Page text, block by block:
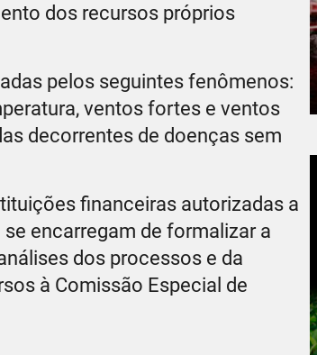
dos recursos próprios
pelos seguintes fenômenos:
ventos fortes e ventos
decorrentes de doenças sem
financeiras autorizadas a
encarregam de formalizar a
dos processos e da
à Comissão Especial de